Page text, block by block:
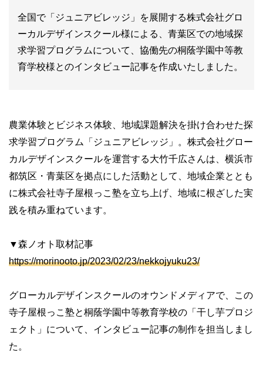
全国で「ジュニアビレッジ」を展開する株式会社グロ
ーカルデザインスクール様による、青葉区での地域探
求学習プログラムについて、協働先の桐蔭学園中等教
育学校様とのインタビュー記事を作成いたしました。
農業体験とビジネス体験、地域課題解決を掛け合わせた探
求学習プログラム「ジュニアビレッジ」。株式会社グロー
カルデザインスクールを運営する大竹千広さんは、横浜市
都筑区・青葉区を拠点にした活動として、地域企業ととも
に株式会社寺子屋根っこ塾を立ち上げ、地域に根ざした実
践を積み重ねています。
▼森ノオト取材記事
https://morinooto.jp/2023/02/23/nekkojyuku23/
グローカルデザインスクールのオウンドメディアで、この
寺子屋根っこ塾と桐蔭学園中等教育学校の「干し芋プロジ
ェクト」について、インタビュー記事の制作を担当しまし
た。